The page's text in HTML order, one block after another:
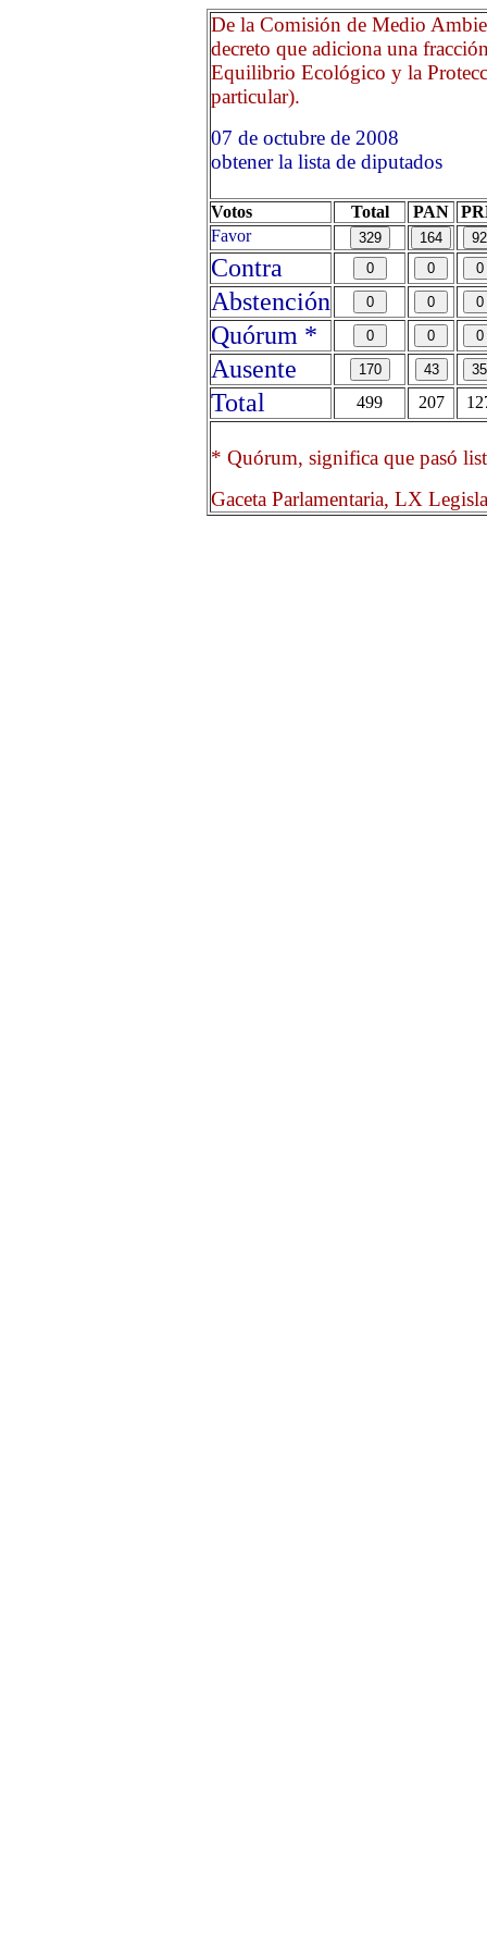
De la Comisión de Medio
decreto que adiciona una
Equilibrio Ecológico y la
particular).
07 de octubre de 2008
obtener la lista de diputados
Votos Total PAN
Favor
Contra
Abstención
Quórum *
Ausente
Total
499 207
* Quórum, significa que pasó
Gaceta Parlamentaria, LX